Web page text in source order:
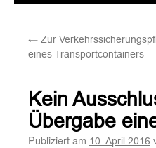
springen
← Zur
eines Transportcontainers
Kein
Übergabe
Publiziert am 10. April 2016